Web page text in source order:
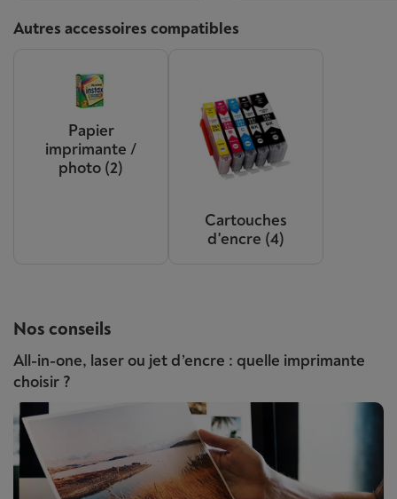
Autres accessoires compatibles
Papier
imprimante /
photo (2)
Cartouches
d'encre (4)
Nos conseils
All-in-one, laser ou jet d’encre : quelle imprimante
choisir ?